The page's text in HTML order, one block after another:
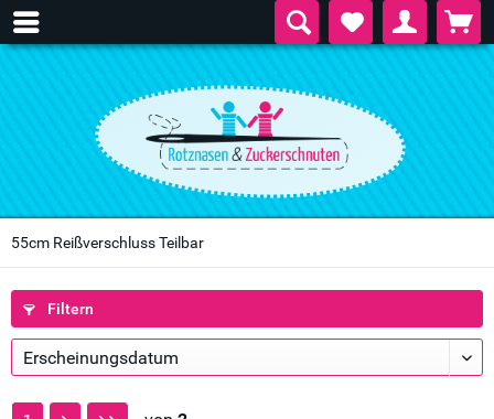
55cm Reißverschluss Teilbar
Filtern